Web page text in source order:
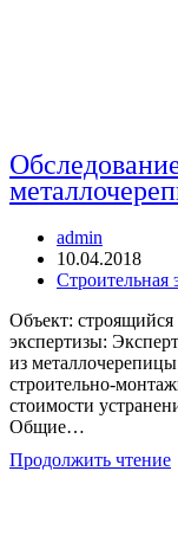
Автор
записи:
admin
Запись
опубликована:
10.04.2018
Рубрика
Строительная
Объект:
экспертизы:
из
строительно-
стоимости
Общие…
Продолжить чтение